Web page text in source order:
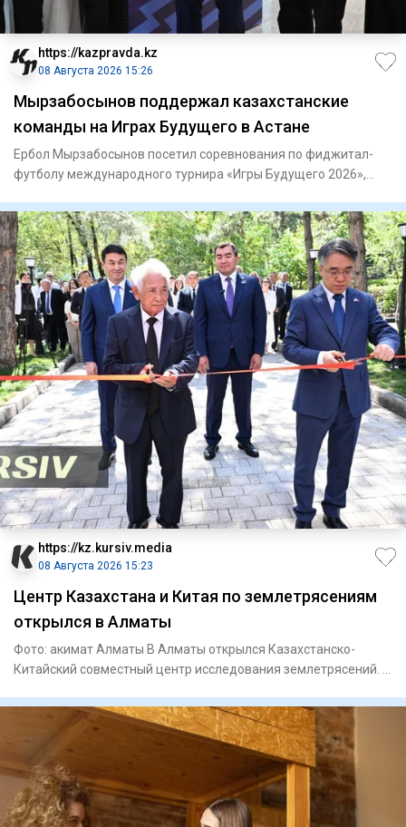
https://kazpravda.kz
08 Августа 2026 15:26
Мырзабосынов поддержал казахстанские
команды на Играх Будущего в Астане
Ербол Мырзабосынов посетил соревнования по фиджитал-
футболу международного турнира «Игры Будущего 2026»,
https://kz.kursiv.media
08 Августа 2026 15:23
Центр Казахстана и Китая по землетрясениям
открылся в Алматы
Фото: акимат Алматы В Алматы открылся Казахстанско-
Китайский совместный центр исследования землетрясений. В